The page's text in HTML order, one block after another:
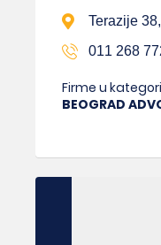
Terazije
011 268
Firme u
BEOGRAD